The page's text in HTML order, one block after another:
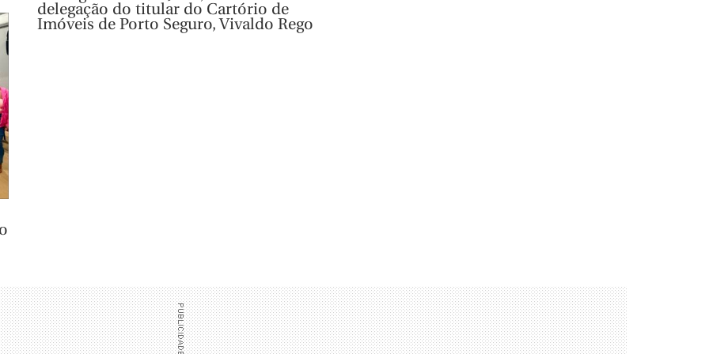
delegação do titular do Cartório de
Imóveis de Porto Seguro, Vivaldo Rego